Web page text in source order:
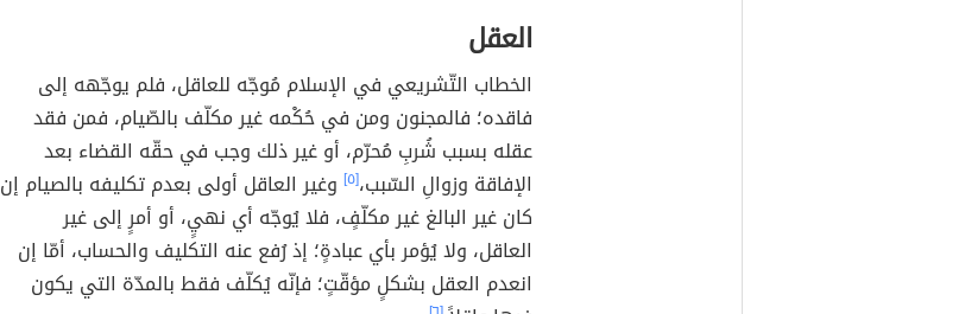
العقل
الخطاب التّشريعي في الإسلام مُوجّه للعاقل، فلم يوجّهه إلى
فاقده؛ فالمجنون ومن في حُكْمه غير مكلّف بالصّيام، فمن فقد
عقله بسبب شُربِ مُحرّم، أو غير ذلك وجب في حقّه القضاء بعد
الإفاقة وزوالِ السّبب،[٥]
وغير العاقل أولى بعدم تكليفه بالصيام إن
كان غير البالغ غير مكلّفٍ، فلا يُوجّه أي نهيٍ، أو أمرٍ إلى غير
العاقل، ولا يُؤمر بأي عبادةٍ؛ إذ رُفع عنه التكليف والحساب، أمّا إن
انعدم العقل بشكلٍ مؤقّتٍ؛ فإنّه يُكلّف فقط بالمدّة التي يكون